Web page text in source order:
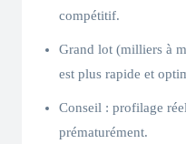
compétitif.
Grand lot (milliers à
est plus rapide et
Conseil : profilage
prématurément.